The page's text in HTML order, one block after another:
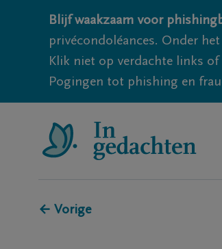
Blijf waakzaam voor
privécondoléances. Onder
Klik niet op verdachte links
Pogingen tot phishing en
← Vorige